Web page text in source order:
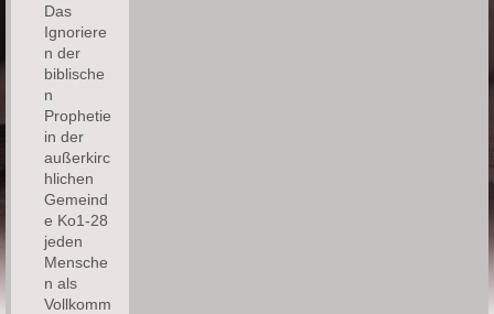
Das
Ignoriere
n der
biblische
n
Prophetie
in der
außerkirc
hlichen
Gemeind
e Ko1-28
jeden
Mensche
n als
Vollkomm